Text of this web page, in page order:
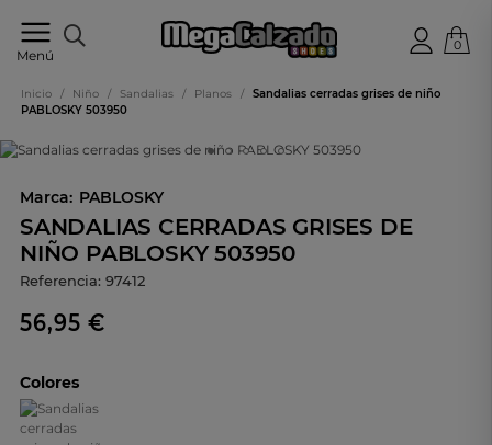
Menú
online
0
Inicio / Niño / Sandalias / Planos /
Sandalias cerradas grises de niño
PABLOSKY 503950
Marca: PABLOSKY
SANDALIAS CERRADAS GRISES DE
NIÑO PABLOSKY 503950
Referencia: 97412
56,95 €
Colores